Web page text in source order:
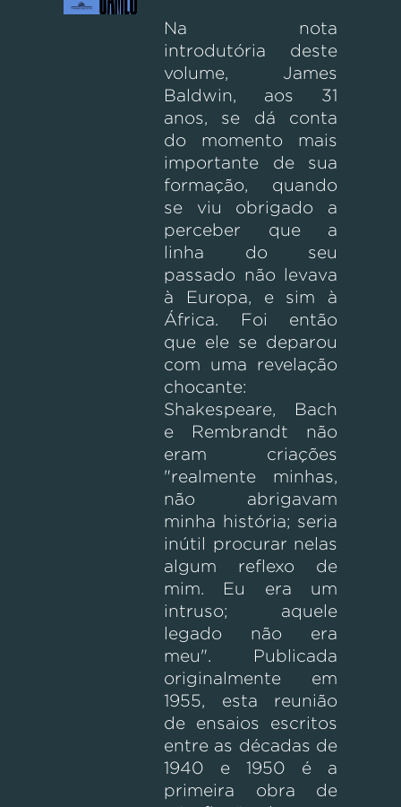
Na nota
introdutória deste
volume, James
Baldwin, aos 31
anos, se dá conta
do momento mais
importante de sua
formação, quando
se viu obrigado a
perceber que a
linha do seu
passado não levava
à Europa, e sim à
África. Foi então
que ele se deparou
com uma revelação
chocante:
Shakespeare, Bach
e Rembrandt não
eram criações
"realmente minhas,
não abrigavam
minha história; seria
inútil procurar nelas
algum reflexo de
mim. Eu era um
intruso; aquele
legado não era
meu". Publicada
originalmente em
1955, esta reunião
de ensaios escritos
entre as décadas de
1940 e 1950 é a
primeira obra de